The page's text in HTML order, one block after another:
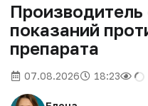
Производитель
показаний
препарата
07.08.2026 18:23